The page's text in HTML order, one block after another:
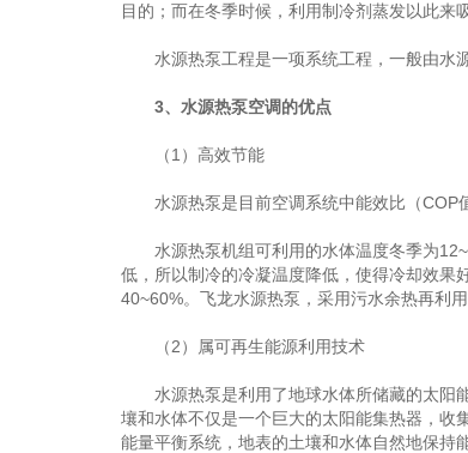
目的；而在冬季时候，利用制冷剂蒸发以此来
水源热泵工程是一项系统工程，一般由水源
3、水源热泵空调的优点
（1）高效节能
水源热泵是目前空调系统中能效比（COP
水源热泵机组可利用的水体温度冬季为
低，所以制冷的冷凝温度降低，使得冷却效果
40~60%。飞龙水源热泵，采用污水余热再利
（2）属可再生能源利用技术
水源热泵是利用了地球水体所储藏的太阳能
壤和水体不仅是一个巨大的太阳能集热器，收
能量平衡系统，地表的土壤和水体自然地保持